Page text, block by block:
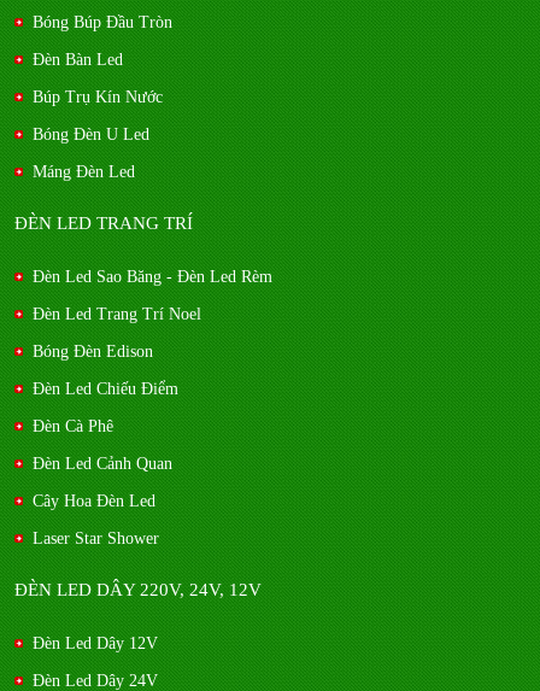
Bóng Búp Đầu Tròn
Đèn Bàn Led
Búp Trụ Kín Nước
Bóng Đèn U Led
Máng Đèn Led
ĐÈN LED TRANG TRÍ
Đèn Led Sao Băng - Đèn Led Rèm
Đèn Led Trang Trí Noel
Bóng Đèn Edison
Đèn Led Chiếu Điểm
Đèn Cà Phê
Đèn Led Cảnh Quan
Cây Hoa Đèn Led
Laser Star Shower
ĐÈN LED DÂY 220V, 24V, 12V
Đèn Led Dây 12V
Đèn Led Dây 24V